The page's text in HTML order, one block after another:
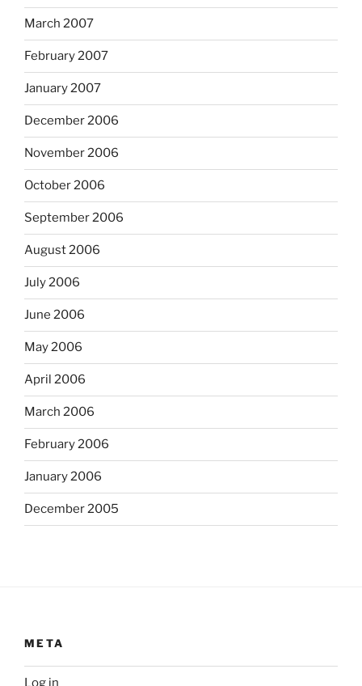
March 2007
February 2007
January 2007
December 2006
November 2006
October 2006
September 2006
August 2006
July 2006
June 2006
May 2006
April 2006
March 2006
February 2006
January 2006
December 2005
META
Log in